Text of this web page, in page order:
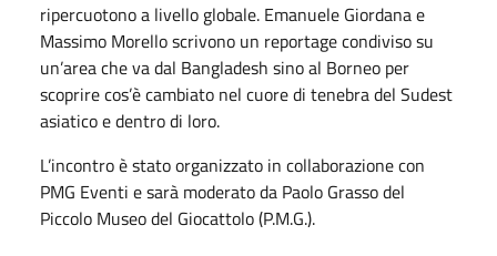
ripercuotono a livello globale. Emanuele Giordana e
Massimo Morello scrivono un reportage condiviso su
un’area che va dal Bangladesh sino al Borneo per
scoprire cos’è cambiato nel cuore di tenebra del Sudest
asiatico e dentro di loro.
L’incontro è stato organizzato in collaborazione con
PMG Eventi e sarà moderato da Paolo Grasso del
Piccolo Museo del Giocattolo (P.M.G.).